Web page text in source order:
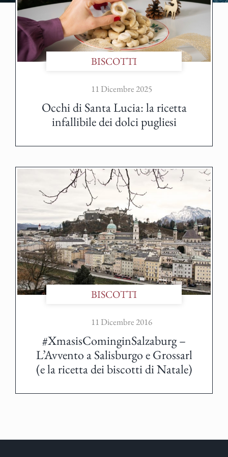
BISCOTTI
11 Dicembre 2025
Occhi di Santa Lucia: la ricetta
infallibile dei dolci pugliesi
BISCOTTI
11 Dicembre 2016
#XmasisCominginSalzaburg –
L’Avvento a Salisburgo e Grossarl
(e la ricetta dei biscotti di Natale)